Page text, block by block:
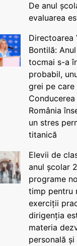
De anul
evaluarea
Directoarea
Bontilă:
tocmai s-a
probabil,
grei pe
România
un stres
titanică
Elevii de
anul școlar
programe
timp pentru
exerciții
dirigenția
materia
personală